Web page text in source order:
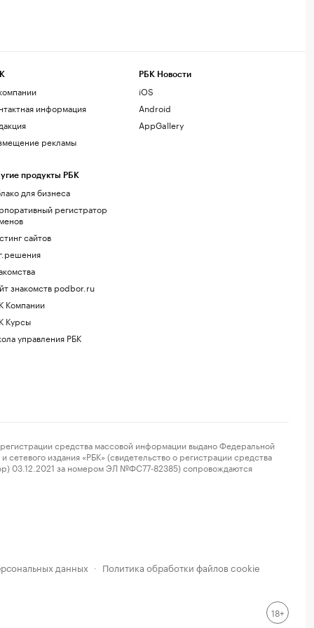
информация
рекламы
продукты РБК
для бизнеса
регистратор
сайтов
знакомств podbor.ru
Компании
Курсы
управления РБК
РБК Новости
iOS
Android
AppGallery
средства массовой информации выдано Федеральной
издания «РБК» (свидетельство о регистрации средства
03.12.2021 за номером ЭЛ №ФС77-82385) сопровождаются
данных · Политика обработки файлов cookie
18+